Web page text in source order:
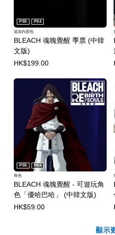
BLEACH 魂魄覺醒 季票 (中韓
文版)
PS5 PS4
追加內容包
HK$199.00
BLEACH 魂魄覺醒 - 可遊玩角
色「優哈巴哈」 (中韓文版)
PS5 PS4
角色
HK$59.00
顯示